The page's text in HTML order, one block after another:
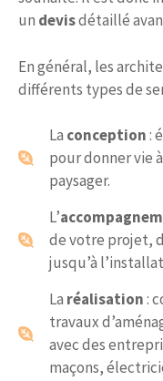
un devisdétaillé
En général, les
différents types de
La conception:
pour donner vie
paysager.
L’
de votre projet,
jusqu’à
La réalisation:
travaux
avec des
maçons,